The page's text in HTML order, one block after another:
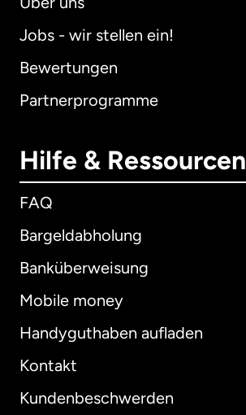
Jobs - wir stellen ein!
Bewertungen
Partnerprogramme
Hilfe & Ressourcen
FAQ
Bargeldabholung
Banküberweisung
Mobile money
Handyguthaben aufladen
Kontakt
Kundenbeschwerden